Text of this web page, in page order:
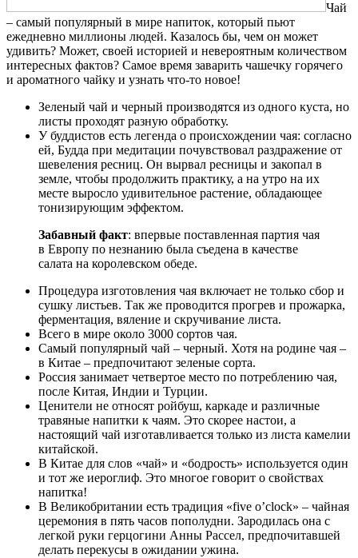
Чай
– самый популярный в мире напиток, который пьют
ежедневно миллионы людей. Казалось бы, чем он может
удивить? Может, своей историей и невероятным количеством
интересных фактов? Самое время заварить чашечку горячего
и ароматного чайку и узнать что-то новое!
Зеленый чай и черный производятся из одного куста, но
листы проходят разную обработку.
У буддистов есть легенда о происхождении чая: согласно
ей, Будда при медитации почувствовал раздражение от
шевеления ресниц. Он вырвал ресницы и закопал в
земле, чтобы продолжить практику, а на утро на их
месте выросло удивительное растение, обладающее
тонизирующим эффектом.
Забавный факт: впервые поставленная партия чая
в Европу по незнанию была съедена в качестве
салата на королевском обеде.
Процедура изготовления чая включает не только сбор и
сушку листьев. Так же проводится прогрев и прожарка,
ферментация, вяление и скручивание листа.
Всего в мире около 3000 сортов чая.
Самый популярный чай – черный. Хотя на родине чая –
в Китае – предпочитают зеленые сорта.
Россия занимает четвертое место по потреблению чая,
после Китая, Индии и Турции.
Ценители не относят ройбуш, каркаде и различные
травяные напитки к чаям. Это скорее настои, а
настоящий чай изготавливается только из листа камелии
китайской.
В Китае для слов «чай» и «бодрость» используется один
и тот же иероглиф. Это многое говорит о свойствах
напитка!
В Великобритании есть традиция «five o’clock» – чайная
церемония в пять часов пополудни. Зародилась она с
легкой руки герцогини Анны Рассел, предпочитавшей
делать перекусы в ожидании ужина.